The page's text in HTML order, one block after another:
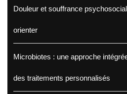
Douleur et souffrance
orienter
Microbiotes : une approche
des traitements personnalisés